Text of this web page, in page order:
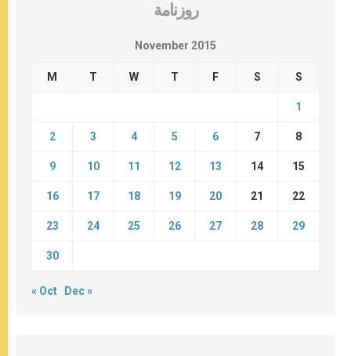
روزنامة
November 2015
M T W T F S S
1
2 3 4 5 6 7 8
9 10 11 12 13 14 15
16 17 18 19 20 21 22
23 24 25 26 27 28 29
30
« Oct Dec »